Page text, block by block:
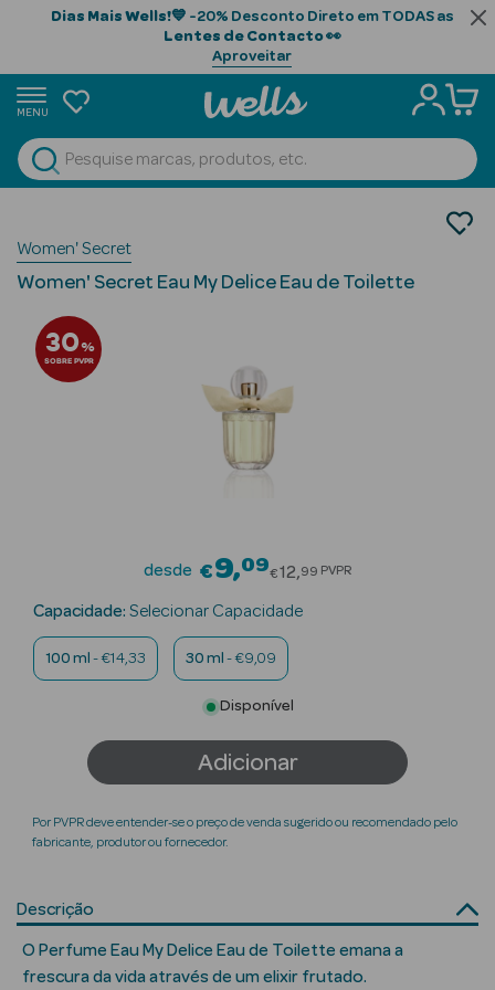
Dias Mais Wells!💙 -20% Desconto Direto em TODAS as
Lentes de Contacto👀
Aproveitar
MENU
Ver Tudo
Beauty Season
Cabelo
Beauty Season
Cosmética
Cuidados de
Beauty Season
Maquilhagem
Maquilhagem
Beauty Season
Nutricosmética
Perfumes
Beauty Season
Perfumes Mulher
Eau de Toilette
Women' Secret
Women' Secret Eau My Delice Eau de Toilette
30%
SOBRE PVPR
desde €9 09Price reduced from
€12 99 PVPR
Capacidade: Selecionar Capacidade
100 ml - €14,33 30 ml - €9,09
Disponível
Adicionar
Por PVPR deve entender-se o preço de venda sugerido ou recomendado pelo
fabricante, produtor ou fornecedor.
Descrição
O Perfume Eau My Delice Eau de Toilette emana a
frescura da vida através de um elixir frutado.